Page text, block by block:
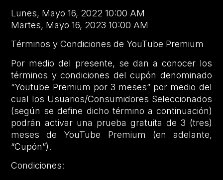
Lunes, Mayo 16, 2022 10:00 AM
Martes, Mayo 16, 2023 10:00 AM
Términos y Condiciones de YouTube Premium
Por medio del presente, se dan a conocer los
términos y condiciones del cupón denominado
“Youtube Premium por 3 meses” por medio del
cual los Usuarios/Consumidores Seleccionados
(según se define dicho término a continuación)
podrán activar una prueba gratuita de 3 (tres)
meses de YouTube Premium (en adelante,
“Cupón”).
Condiciones: